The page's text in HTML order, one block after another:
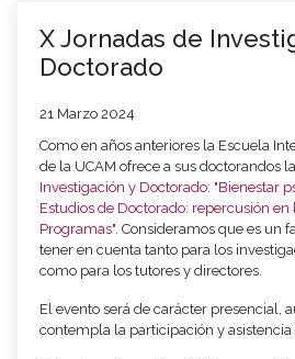
X Jornadas de
Doctorado
21 Marzo 2024
Como en años anteriores la Escuela
de la UCAM ofrece a sus doctorandos
Investigación y Doctorado: "Bienestar
Estudios de Doctorado: repercusión
Programas". Consideramos que es un
tener en cuenta tanto para los
como para los tutores y directores.
El evento será de carácter presencial,
contempla la participación y asistencia